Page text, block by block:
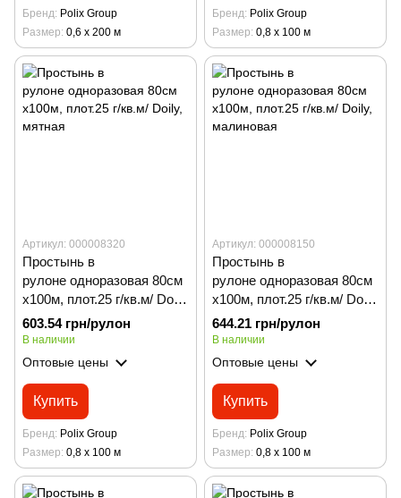
Бренд Polix Group
Размер 0,6 х 200 м
Бренд Polix Group
Размер 0,8 х 100 м
Артикул: 000008320
Простынь в
рулоне одноразовая 80см
х100м, плот.25 г/кв.м/ Doily,
мятная
603.54 грн/рулон
В наличии
Оптовые цены
Купить
Бренд Polix Group
Размер 0,8 х 100 м
Артикул: 000008150
Простынь в
рулоне одноразовая 80см
х100м, плот.25 г/кв.м/ Doily,
малиновая
644.21 грн/рулон
В наличии
Оптовые цены
Купить
Бренд Polix Group
Размер 0,8 х 100 м